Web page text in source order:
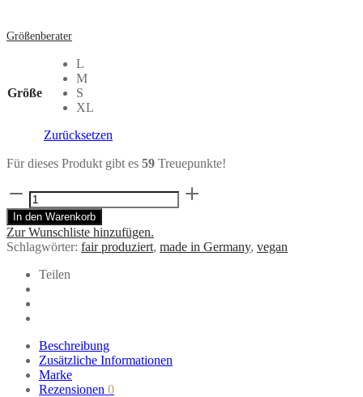
Größenberater
Größe
L
M
S
XL
Zurücksetzen
Für dieses Produkt gibt es 59 Treuepunkte!
Dunkelblauer
Jerseyrock
BASIC
aus
recycelter
Menge
In den Warenkorb
Zur Wunschliste hinzufügen.
Schlagwörter: fair produziert, made in Germany, vegan
Teilen
Beschreibung
Zusätzliche Informationen
Marke
Rezensionen 0